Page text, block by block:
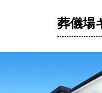
葬儀場